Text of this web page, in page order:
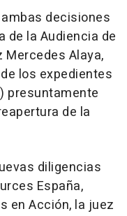
decisiones
de la Audiencia de
Mercedes Alaya,
los expedientes
presuntamente
de la
diligencias
España,
en Acción, la juez